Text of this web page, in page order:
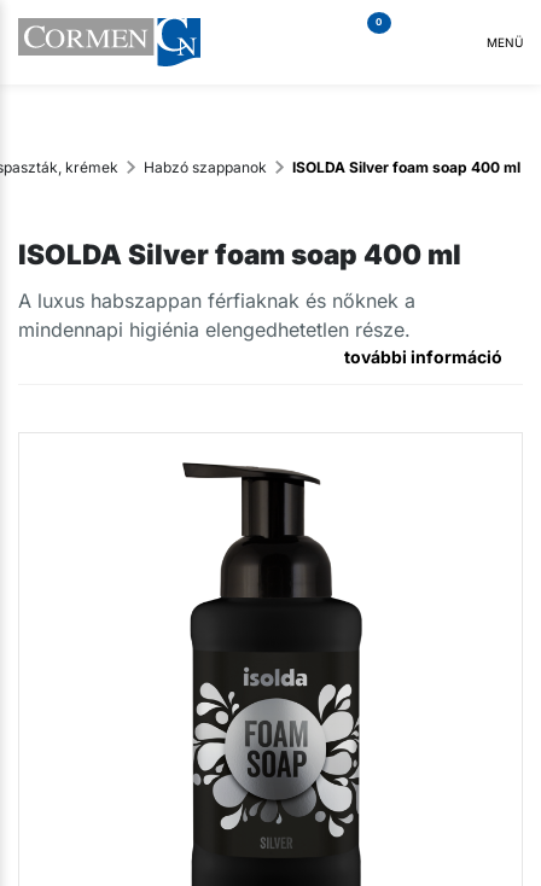
0
MENÜ
krémek Habzó szappanok ISOLDA Silver foam soap 400 ml
ISOLDA Silver foam soap 400 ml
A luxus habszappan férfiaknak és nőknek a
mindennapi higiénia elengedhetetlen része.
további információ